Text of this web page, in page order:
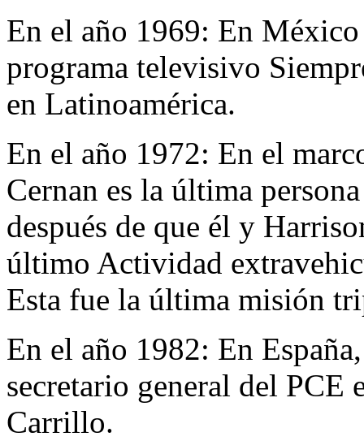
En el año 1969: En México
programa televisivo
en Latinoamérica.
En el año 1972: En el
Cernan es la última
después de que él y
último Actividad
Esta fue la última misión
En el año 1982: En
secretario general del PCE
Carrillo.